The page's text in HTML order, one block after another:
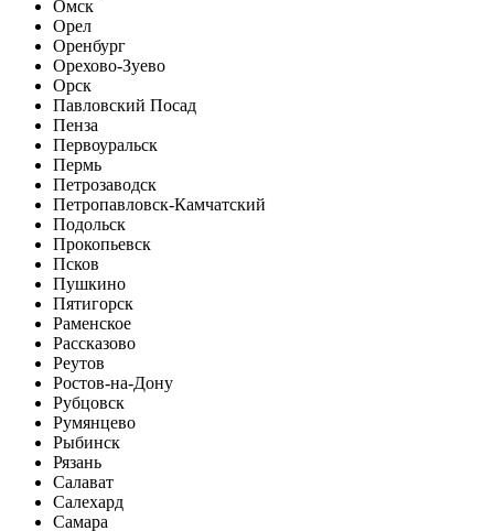
Омск
Орел
Оренбург
Орехово-Зуево
Орск
Павловский Посад
Пенза
Первоуральск
Пермь
Петрозаводск
Петропавловск-Камчатский
Подольск
Прокопьевск
Псков
Пушкино
Пятигорск
Раменское
Рассказово
Реутов
Ростов-на-Дону
Рубцовск
Румянцево
Рыбинск
Рязань
Салават
Салехард
Самара